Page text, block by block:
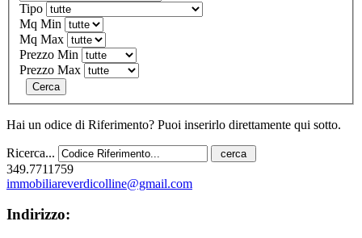
Tipo
Mq Min
Mq Max
Prezzo Min
Prezzo Max
Cerca
Hai un odice di Riferimento? Puoi inserirlo direttamente qui sotto.
Ricerca...
349.7711759
immobiliareverdicolline@gmail.com
Indirizzo: